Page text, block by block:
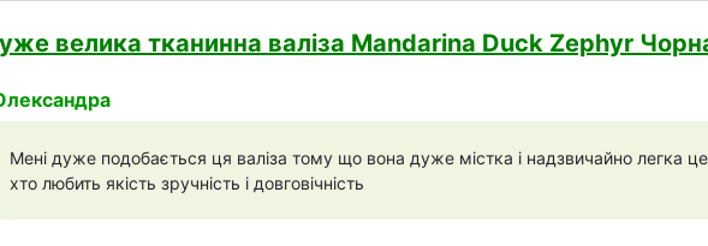
велика тканинна валіза Mandarina Duck Zephyr
Мені дуже подобається ця валіза тому що вона дуже містка і надзвичайно легка
хто любить якість зручність і довговічність